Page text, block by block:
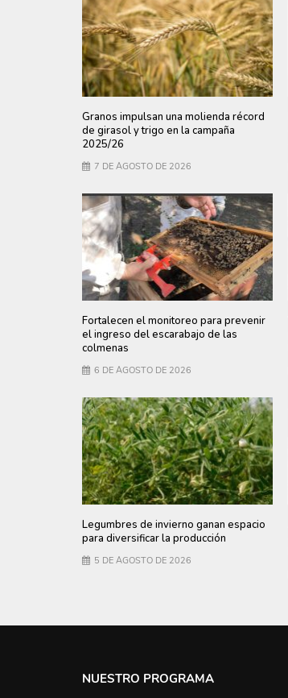
Granos impulsan una molienda récord
de girasol y trigo en la campaña
2025/26
7 DE AGOSTO DE 2026
Fortalecen el monitoreo para prevenir
el ingreso del escarabajo de las
colmenas
6 DE AGOSTO DE 2026
Legumbres de invierno ganan espacio
para diversificar la producción
5 DE AGOSTO DE 2026
NUESTRO PROGRAMA